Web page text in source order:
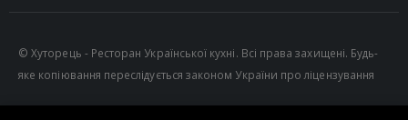
© Хуторець - Ресторан Української кухні. Всі права захищені. Будь-
яке копіювання переслідується законом України про ліцензування